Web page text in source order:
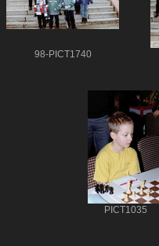
98-PICT1740
PICT1035